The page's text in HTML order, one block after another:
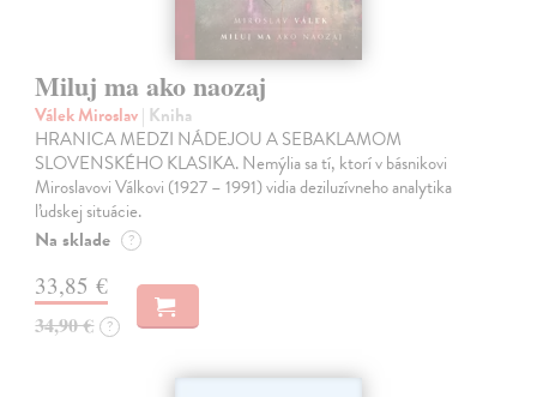
Miluj ma ako naozaj
Válek Miroslav| Kniha
HRANICA MEDZI NÁDEJOU A SEBAKLAMOM
SLOVENSKÉHO KLASIKA. Nemýlia sa tí, ktorí v básnikovi
Miroslavovi Válkovi (1927 – 1991) vidia deziluzívneho analytika
ľudskej situácie.
Na sklade ?
33,85 €
34,90 € ?